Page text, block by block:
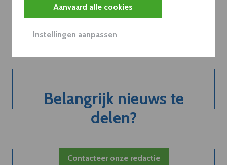
Aanvaard alle cookies
Instellingen aanpassen
Belangrijk nieuws te
delen?
Contacteer onze redactie